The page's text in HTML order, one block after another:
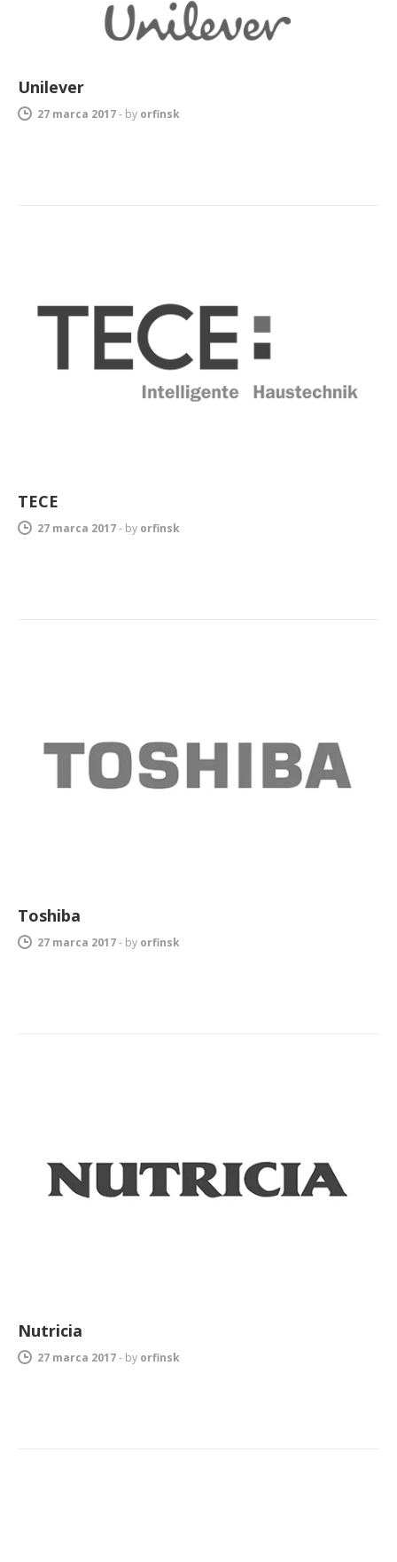
Unilever
27 marca 2017- by orfinsk
TECE
27 marca 2017- by orfinsk
Toshiba
27 marca 2017- by orfinsk
Nutricia
27 marca 2017- by orfinsk